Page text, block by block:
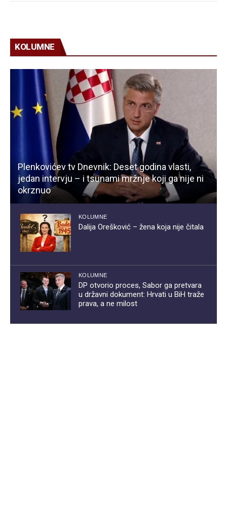
KOLUMNE
Plenkovićev tv Dnevnik: Deset godina vlasti,
jedan intervju – i tsunami mržnje koji ga nije ni
okrznuo
KOLUMNE
Dalija Orešković – žena koja nije čitala
KOLUMNE
DP otvorio proces, Sabor ga pretvara
u državni dokument: Hrvati u BiH traže
prava, a ne milost